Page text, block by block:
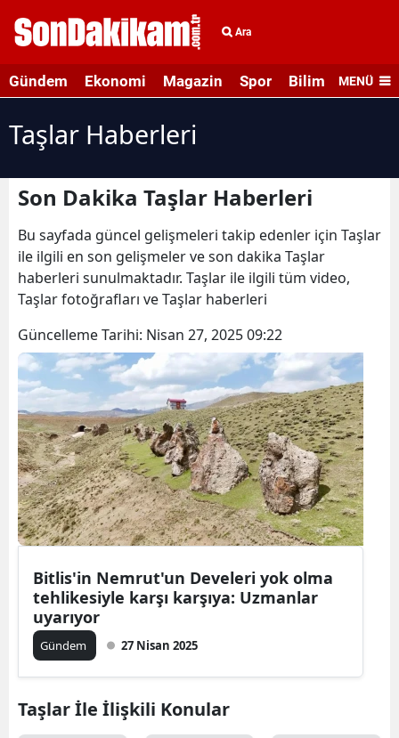
Ara
Gündem Ekonomi Magazin Spor Bilim veMENÜ
Taşlar Haberleri
Son Dakika Taşlar Haberleri
Bu sayfada güncel gelişmeleri takip edenler için Taşlar
ile ilgili en son gelişmeler ve son dakika Taşlar
haberleri sunulmaktadır. Taşlar ile ilgili tüm video,
Taşlar fotoğrafları ve Taşlar haberleri
Güncelleme Tarihi: Nisan 27, 2025 09:22
Bitlis'in Nemrut'un Develeri yok olma
tehlikesiyle karşı karşıya: Uzmanlar
uyarıyor
Gündem 27 Nisan 2025
Taşlar İle İlişkili Konular